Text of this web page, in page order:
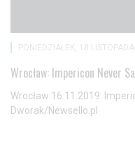
PONIEDZIAŁEK, 18
Wrocław: Impericon Never
Wrocław 16.11.2019:
Dworak/Newsello.pl